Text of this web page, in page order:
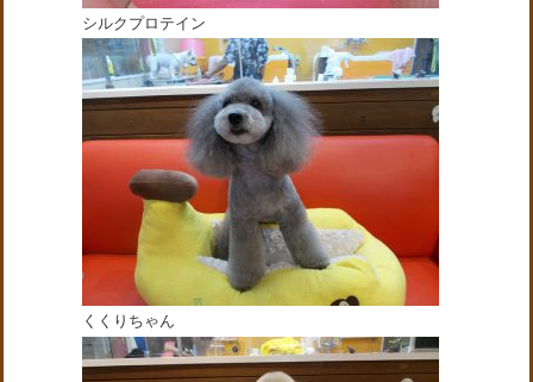
シルクプロテイン
くくりちゃん